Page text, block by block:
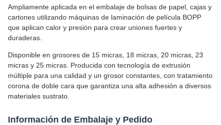
Ampliamente aplicada en el embalaje de bolsas de papel, cajas y
cartones utilizando máquinas de laminación de película BOPP
que aplican calor y presión para crear uniones fuertes y
duraderas.
Disponible en grosores de 15 micras, 18 micras, 20 micras, 23
micras y 25 micras. Producida con tecnología de extrusión
múltiple para una calidad y un grosor constantes, con tratamiento
corona de doble cara que garantiza una alta adhesión a diversos
materiales sustrato.
Información de Embalaje y Pedido